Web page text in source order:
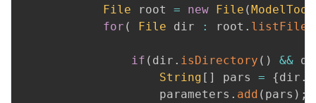
File root = new File (
for ( File dir : root . listFiles
if ( dir . isDirectory ( ) &&
String [ ] pars = {dir .
                    parameters
. add ( pars ) ;